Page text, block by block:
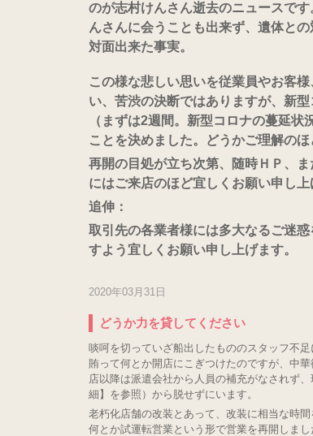
のが志村けんさん逝去のニュースです
んさんに会うことも出来ず、遺体と
対面出来た事実。
この様な悲しい思いを従業員やお客
い、苦渋の決断ではありますが、新
（まずは2週間。新型コロナの蔓延
ことを決めました。どうかご理解の
再開の目処が立ち次第、随時ＨＰ、
にはご来店のほど宜しくお願い申し上
追伸：
取引先の各業者様には多大なるご迷
すよう宜しくお願い申し上げます。
2020年03月31日
どうか力を貸してください
啖呵を切っていざ船出したもののスタッフ不
賄って何とか開店にこぎつけたのですが、中
店以降は派遣会社から人員の補充がなされず
細】を参照）から脱せずにいます。
老朽化店舗の改装とあって、改装に相当な時
何とか試運転営業という形で営業を再開しま